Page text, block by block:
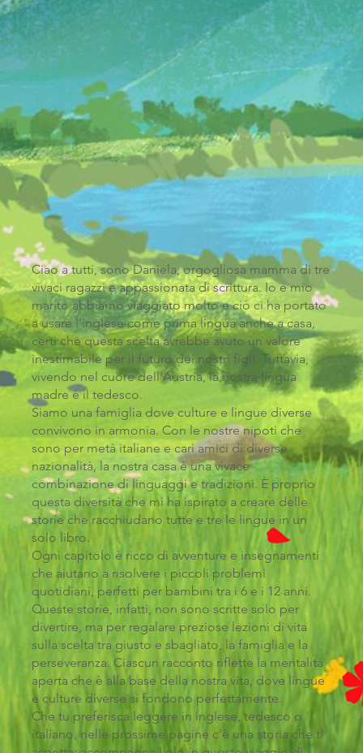
Ciao a tutti, sono Daniela, orgogliosa mamma di tre
vivaci ragazzi e appassionata di scrittura. Io e mio
marito abbiamo viaggiato molto e ciò ci ha portato
a usare l’inglese come prima lingua anche a casa,
certi che questa scelta avrebbe avuto un valore
inestimabile per il futuro dei nostri figli. Tuttavia,
vivendo nel cuore dell’Austria, la nostra lingua
madre è il tedesco.
Siamo una famiglia dove culture e lingue diverse
convivono in armonia. Con le nostre nipoti che
sono per metà italiane e cari amici di diverse
nazionalità, la nostra casa è una vivace
combinazione di linguaggi e tradizioni. È proprio
questa diversità che mi ha ispirato a creare delle
storie che racchiudano tutte e tre le lingue in un
solo libro.
Ogni capitolo è ricco di avventure e insegnamenti
che aiutano a risolvere i piccoli problemi
quotidiani, perfetti per bambini tra i 6 e i 12 anni.
Queste storie, infatti, non sono scritte solo per
divertire, ma per regalare preziose lezioni di vita
sulla scelta tra giusto e sbagliato, la famiglia e la
perseveranza. Ciascun racconto riflette la mentalità
aperta che è alla base della nostra vita, dove lingue
e culture diverse si fondono perfettamente.
Che tu preferisca leggere in inglese, tedesco o
italiano, nelle prossime pagine c’è una storia che ti